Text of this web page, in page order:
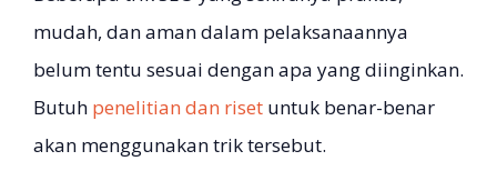
mudah, dan aman dalam pelaksanaannya
belum tentu sesuai dengan apa yang diinginkan.
Butuh penelitian dan riset untuk benar-benar
akan menggunakan trik tersebut.